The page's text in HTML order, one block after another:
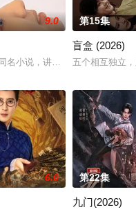
。
9.0
名小说，讲述了邻家女孩庞倩
第15集
盲盒 (2026)
五个相互独立
6.0 第22集
九门(2026)